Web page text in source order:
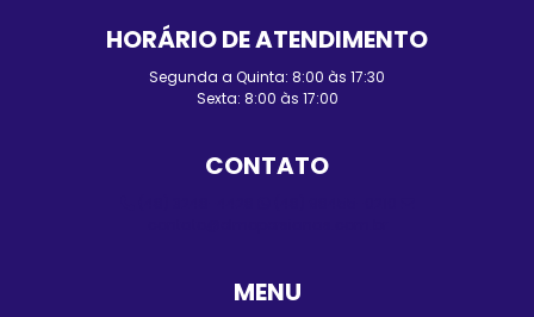
HORÁRIO DE ATENDIMENTO
Segunda a Quinta: 8:00 às 17:30
Sexta: 8:00 às 17:00
CONTATO
MENU